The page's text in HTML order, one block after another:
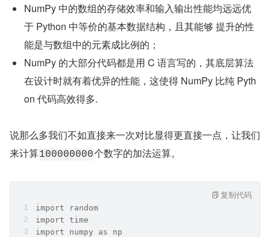
NumPy 中的数组的存储效率和输入输出性能均远远优
于 Python 中等价的基本数据结构，且其能够 提升的性
能是与数组中的元素成比例的；
NumPy 的大部分代码都是用 C 语言写的，其底层算法
在设计时就有着优异的性能，这使得 NumPy 比纯 Pyth
on 代码高效得多.
说那么多我们不如直接来一次对比显得更直接一点，让我们
来计算100000000个数字的加法运算。
import random
import time
import numpy as np
复制代码